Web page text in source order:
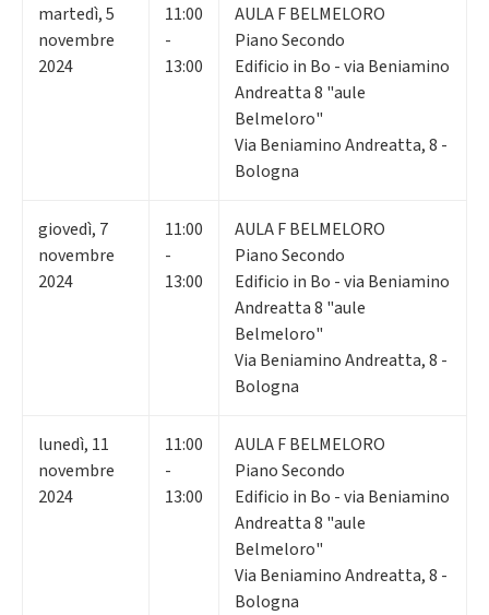
martedì,5
novembre
2024
11:00
-
13:00
AULA F BELMELORO
Piano Secondo
Edificio in Bo - via Beniamino
Andreatta 8 "aule
Belmeloro"
Via Beniamino Andreatta, 8 -
Bologna
giovedì, 7
novembre
2024
11:00
-
13:00
AULA F BELMELORO
Piano Secondo
Edificio in Bo - via Beniamino
Andreatta 8 "aule
Belmeloro"
Via Beniamino Andreatta, 8 -
Bologna
lunedì, 11
novembre
2024
11:00
-
13:00
AULA F BELMELORO
Piano Secondo
Edificio in Bo - via Beniamino
Andreatta 8 "aule
Belmeloro"
Via Beniamino Andreatta, 8 -
Bologna